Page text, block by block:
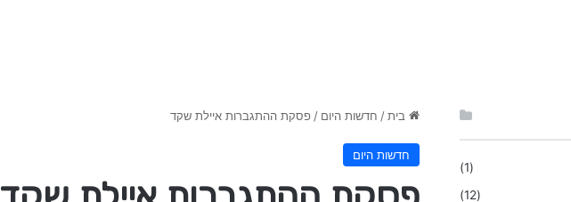
בית / חדשות היום / פסקת ההתגברות איילת שקד
חדשות היום
(1)
(12)